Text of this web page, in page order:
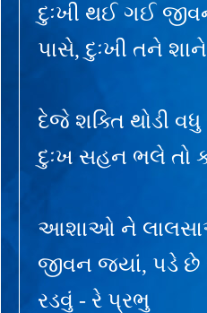
દુઃખી થઈ ગઈ
પાસે, દુઃખી તને
દેજે શક્તિ થોડી
દુઃખ સહન ભલે તો
આશાઓ ને
જીવન જ્યાં, પડે છે
રડવું - રે પ્રભુ